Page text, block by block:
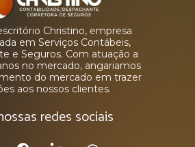
Christino, empresa
em Serviços Contábeis,
e Seguros. Com atuação a
no mercado, angariamos
do mercado em trazer
aos nossos clientes.
redes sociais